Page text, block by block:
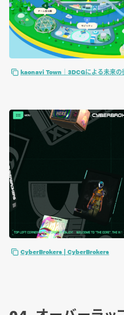
kaonavi Town｜3DCGによる未来の
CyberBrokers | CyberBrokers